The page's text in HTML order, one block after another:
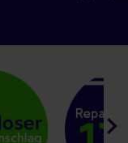
keyboard_arrow_right